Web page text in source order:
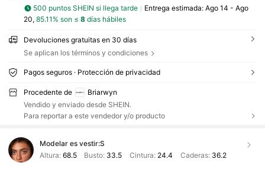
500 puntos SHEIN si llega tarde Entrega estimada: Ago 14 - Ago
20, 85.11% son ≤ 8días hábiles
Devoluciones gratuitas en 30 días
Se aplican los términos y condiciones
Pagos seguros · Protección de privacidad
Procedente de
Briarwyn
Vendido y enviado desde SHEIN.
Para reportar a este vendedor y/o producto
Modelar es vestir:S
Altura: 68.5 Busto: 33.5 Cintura: 24.4 Caderas: 36.2